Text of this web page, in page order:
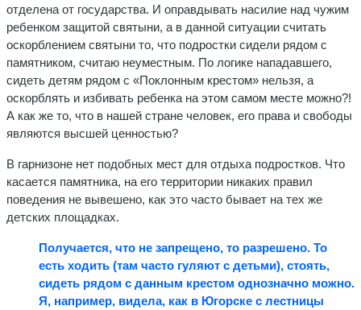
отделена от государства. И оправдывать насилие над чужим
ребенком защитой святыни, а в данной ситуации считать
оскорблением святыни то, что подростки сидели рядом с
памятником, считаю неуместным. По логике нападавшего,
сидеть детям рядом с «Поклонным крестом» нельзя, а
оскорблять и избивать ребенка на этом самом месте можно?!
А как же то, что в нашей стране человек, его права и свободы
являются высшей ценностью?
В гарнизоне нет подобных мест для отдыха подростков. Что
касается памятника, на его территории никаких правил
поведения не вывешено, как это часто бывает на тех же
детских площадках.
Получается, что не запрещено, то разрешено. То
есть ходить (там часто гуляют с детьми), стоять,
сидеть рядом с данным крестом однозначно можно.
Я, например, видела, как в Югорске с лестницы